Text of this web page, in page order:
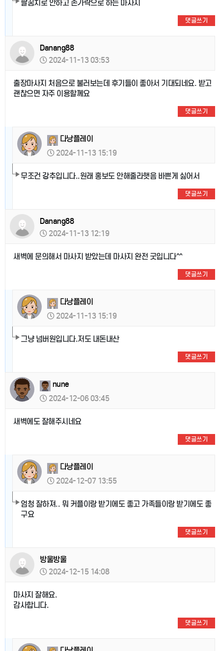
팔꿈치로 안하고 손가락으로 하는 마사지
댓글쓰기
Danang88
2024-11-13 03:53
출장마사지 처음으로 불러보는데 후기들이 좋아서 기대되네요. 받고
괜찮으면 자주 이용할께요
댓글쓰기
다낭플레이
2024-11-13 15:19
무조건 강추입니다..원래 홍보도 안해줄라햇음 바쁜게 싫어서
댓글쓰기
Danang88
2024-11-13 12:19
새벽에 문의해서 마사지 받았는데 마사지 완전 굿입니다^^
댓글쓰기
다낭플레이
2024-11-13 15:19
그냥 넘버원입니다.저도 내돈내산
댓글쓰기
nune
2024-12-06 03:45
새벽에도 잘해주시네요
댓글쓰기
다낭플레이
2024-12-07 13:55
엄청 잘하져.. 뭐 커플이랑 받기에도 좋고 가족들이랑 받기에도 좋
구요
댓글쓰기
방울방울
2024-12-15 14:08
마사지 잘해요.
감사합니다.
댓글쓰기